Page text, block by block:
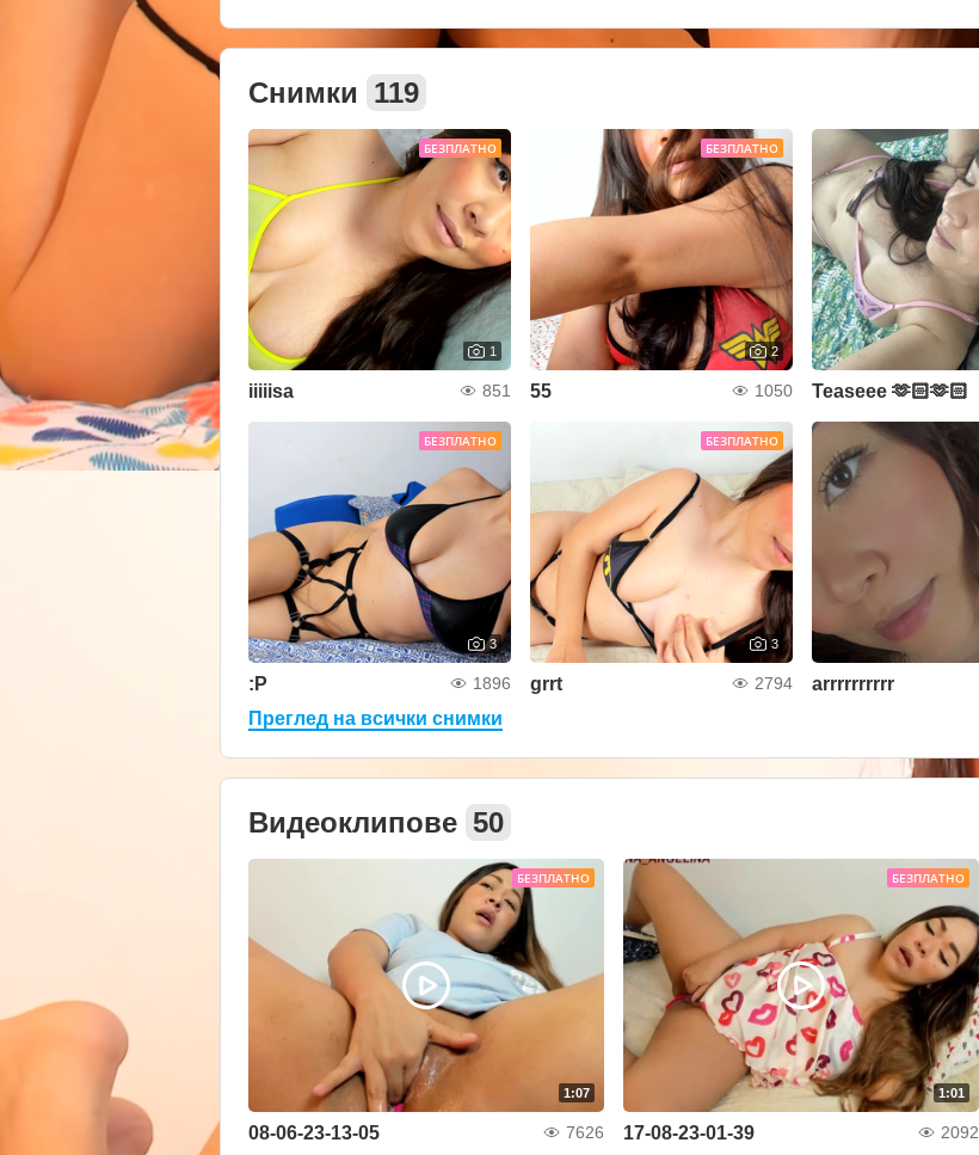
Снимки 119
БЕЗПЛАТНО
1
iiiiisa 851
БЕЗПЛАТНО
2
55 1050 Teaseee 🫶🏻🫶🏻
БЕЗПЛАТНО
3
:P 1896
БЕЗПЛАТНО
3
grrt 2794 arrrrrrrrrr
Преглед на всички снимки
Видеоклипове 50
БЕЗПЛАТНО
1:07
08-06-23-13-05 7626
БЕЗПЛАТНО
1:01
17-08-23-01-39 2092